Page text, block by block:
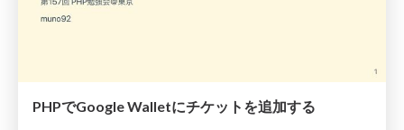
PHPでGoogle Walletにチケットを追加する